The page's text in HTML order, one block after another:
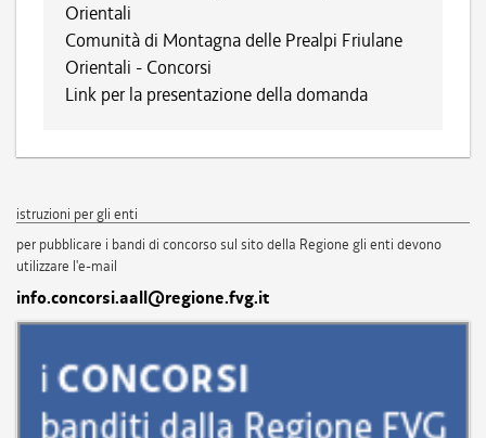
Orientali
Comunità di Montagna delle Prealpi Friulane
Orientali - Concorsi
Link per la presentazione della domanda
istruzioni per gli enti
per pubblicare i bandi di concorso sul sito della Regione gli enti devono
utilizzare l'e-mail
info.concorsi.aall@regione.fvg.it